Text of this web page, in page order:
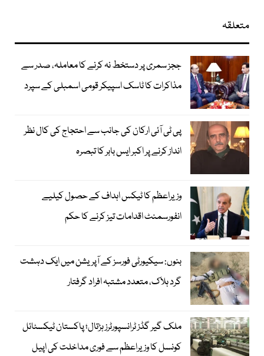
متعلقہ
ججز سمری پر دستخط نہ کرنے کا معاملہ، صدر سے
مذاکرات کا ٹاسک اسپیکر قومی اسمبلی کے سپرد
پی ٹی آئی ارکان کی جانب سے احتجاج کی کال نظر
انداز کرنے پر اکبر ایس بابر کا تبصرہ
وزیراعظم کا ٹیکس اہداف کے حصول کیلیے
انفورسمنٹ اقدامات تیز کرنے کا حکم
بنوں: سیکیورٹی فورسز کے آپریشن میں ایک دہشت
گرد ہلاک، متعدد مشتبہ افراد گرفتار
ملک گیر گڈز ٹرانسپورٹرز ہڑتال؛ پاکستان ٹیکسٹائل
کونسل کا وزیراعظم سے فوری مداخلت کی اپیل